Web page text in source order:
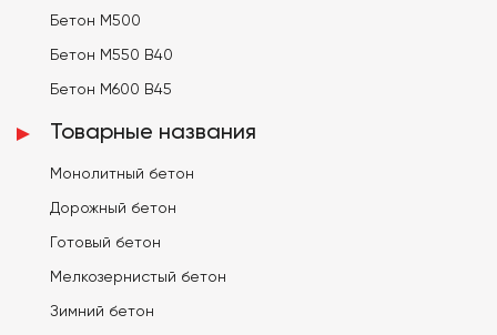
Бетон М500
Бетон М550 В40
Бетон М600 В45
Товарные названия
Монолитный бетон
Дорожный бетон
Готовый бетон
Мелкозернистый бетон
Зимний бетон